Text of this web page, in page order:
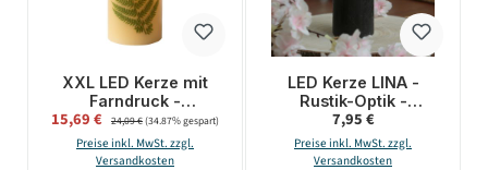
XXL LED Kerze mit
Farndruck -
Echtwachs -
flackernde LED - H:
30cm - D: 12cm -
Verkaufspreis:
15,69 € Regulärer Preis:
24,09 €(34.87% gespart)
Preise inkl. MwSt. zzgl.
Versandkosten
LED Kerze LINA -
Rustik-Optik -
Echtwachs - H: 15cm -
D: 7cm - Batterie -
Timer - schwarz
Regulärer Preis:
7,95 €
Preise inkl. MwSt. zzgl.
Versandkosten